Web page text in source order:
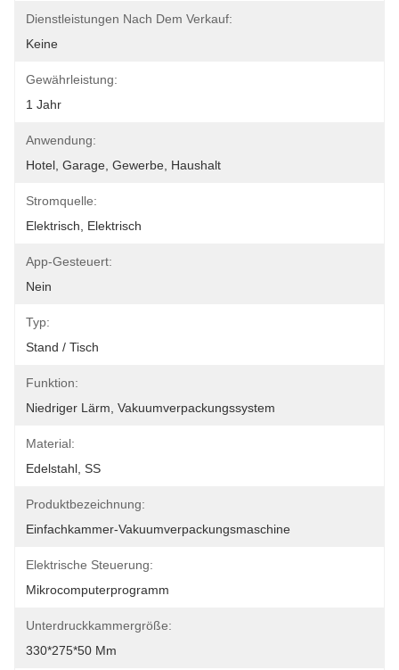
Dienstleistungen Nach Dem Verkauf:
Keine
Gewährleistung:
1 Jahr
Anwendung:
Hotel, Garage, Gewerbe, Haushalt
Stromquelle:
Elektrisch, Elektrisch
App-Gesteuert:
Nein
Typ:
Stand / Tisch
Funktion:
Niedriger Lärm, Vakuumverpackungssystem
Material:
Edelstahl, SS
Produktbezeichnung:
Einfachkammer-Vakuumverpackungsmaschine
Elektrische Steuerung:
Mikrocomputerprogramm
Unterdruckkammergröße:
330*275*50 Mm